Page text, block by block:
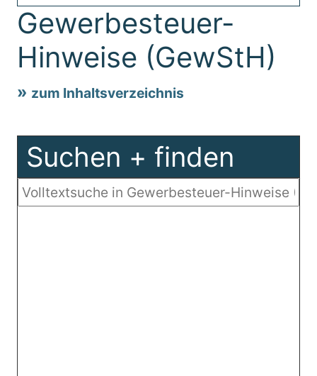
Gewerbesteuer-
Hinweise (GewStH)
zum Inhaltsverzeichnis
Suchen + finden